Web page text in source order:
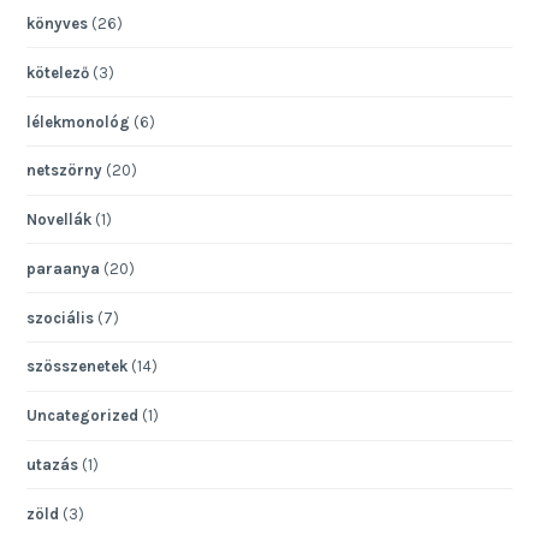
könyves (26)
kötelező (3)
lélekmonológ (6)
netszörny (20)
Novellák (1)
paraanya (20)
szociális (7)
szösszenetek (14)
Uncategorized (1)
utazás (1)
zöld (3)